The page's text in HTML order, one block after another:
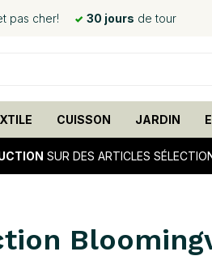
pas cher! 30 jours de tour
CUISSON JARDIN
SUR DES ARTICLES